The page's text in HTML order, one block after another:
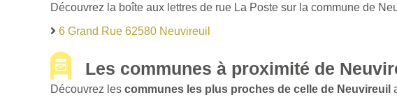
Découvrez la boîte aux lettres de rue La Poste sur la commune de
6 Grand Rue 62580 Neuvireuil
Les communes à proximité de
Découvrez les communes les plus proches de celle de Neuvireuil